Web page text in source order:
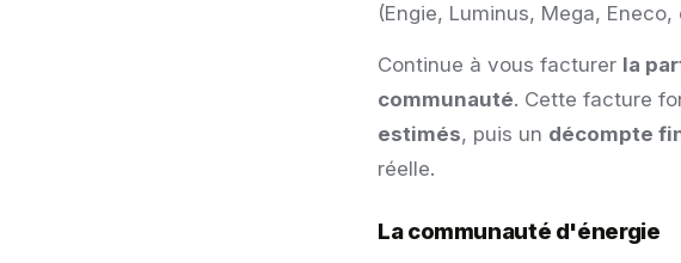
(Engie, Luminus, Mega, Eneco,
Continue à vous facturer la
communauté. Cette facture
estimés, puis un décompte
réelle.
La communauté d'énergie